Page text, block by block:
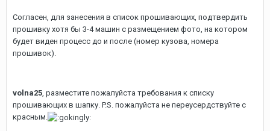
Согласен, для занесения в список прошивающих, подтвердить
прошивку хотя бы 3-4 машин с размещением фото, на котором
будет виден процесс до и после (номер кузова, номера
прошивок).
volna25, разместите пожалуйста требования к списку
прошивающих в шапку. P.S. пожалуйста не переусердствуйте с
красным.